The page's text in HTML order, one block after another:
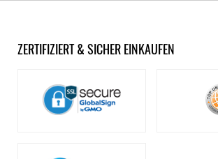
ZERTIFIZIERT & SICHER EINKAUFEN